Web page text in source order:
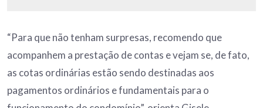
“Para que não tenham surpresas, recomendo que
acompanhem a prestação de contas e vejam se, de fato,
as cotas ordinárias estão sendo destinadas aos
pagamentos ordinários e fundamentais para o